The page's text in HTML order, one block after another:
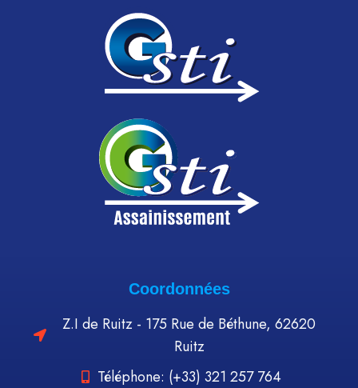
Coordonnées
Z.I de Ruitz - 175 Rue de Béthune, 62620
Ruitz
Téléphone: (+33) 321 257 764